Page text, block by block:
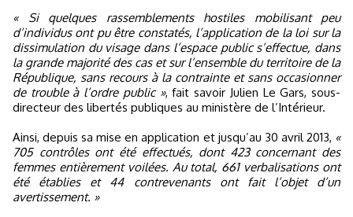
« Si quelques rassemblements hostiles mobilisant peu
d’individus ont pu être constatés, l’application de la loi sur la
dissimulation du visage dans l’espace public s’effectue, dans
la grande majorité des cas et sur l’ensemble du territoire de la
République, sans recours à la contrainte et sans occasionner
de trouble à l’ordre public », fait savoir Julien Le Gars, sous-
directeur des libertés publiques au ministère de l’Intérieur.
Ainsi, depuis sa mise en application et jusqu’au 30 avril 2013, «
705 contrôles ont été effectués, dont 423 concernant des
femmes entièrement voilées. Au total, 661 verbalisations ont
été établies et 44 contrevenants ont fait l’objet d’un
avertissement. »